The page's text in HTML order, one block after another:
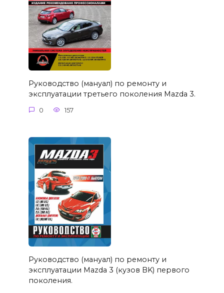
Руководство (мануал) по ремонту и
эксплуатации третьего поколения Mazda 3.
0 157
Руководство (мануал) по ремонту и
эксплуатации Mazda 3 (кузов BK) первого
поколения.